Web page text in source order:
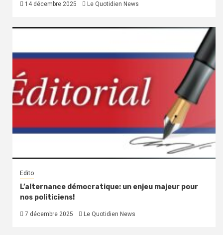
14 décembre 2025 Le Quotidien News
Edito
L’alternance démocratique: un enjeu majeur pour
nos politiciens!
7 décembre 2025 Le Quotidien News